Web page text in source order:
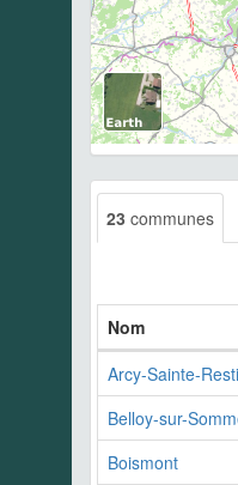
23 communes
Nom
Arcy-Sainte-
Belloy-sur-
Boismont